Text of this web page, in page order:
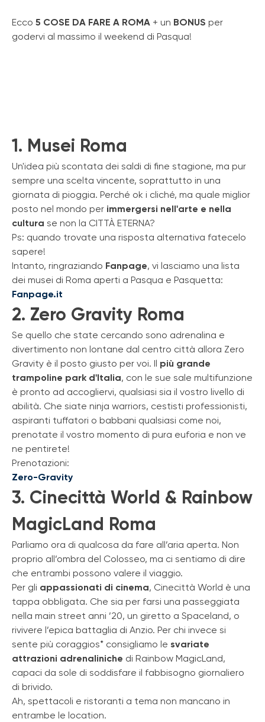
Ecco 5 COSE DA FARE A ROMA + un BONUS per
godervi al massimo il weekend di Pasqua!
1. Musei Roma
Un'idea più scontata dei saldi di fine stagione, ma pur
sempre una scelta vincente, soprattutto in una
giornata di pioggia. Perché ok i cliché, ma quale miglior
posto nel mondo per immergersi nell'arte e nella
cultura se non la CITTÀ ETERNA?
Ps: quando trovate una risposta alternativa fatecelo
sapere!
Intanto, ringraziando Fanpage, vi lasciamo una lista
dei musei di Roma aperti a Pasqua e Pasquetta:
Fanpage.it
2. Zero Gravity Roma
Se quello che state cercando sono adrenalina e
divertimento non lontane dal centro città allora Zero
Gravity è il posto giusto per voi. Il più grande
trampoline park d'Italia, con le sue sale multifunzione
è pronto ad accogliervi, qualsiasi sia il vostro livello di
abilità. Che siate ninja warriors, cestisti professionisti,
aspiranti tuffatori o babbani qualsiasi come noi,
prenotate il vostro momento di pura euforia e non ve
ne pentirete!
Prenotazioni:
Zero-Gravity
3. Cinecittà World & Rainbow
MagicLand Roma
Parliamo ora di qualcosa da fare all’aria aperta. Non
proprio all’ombra del Colosseo, ma ci sentiamo di dire
che entrambi possono valere il viaggio.
Per gli appassionati di cinema, Cinecittà World è una
tappa obbligata. Che sia per farsi una passeggiata
nella main street anni ’20, un giretto a Spaceland, o
rivivere l’epica battaglia di Anzio. Per chi invece si
sente più coraggios* consigliamo le svariate
attrazioni adrenaliniche di Rainbow MagicLand,
capaci da sole di soddisfare il fabbisogno giornaliero
di brivido.
Ah, spettacoli e ristoranti a tema non mancano in
entrambe le location.